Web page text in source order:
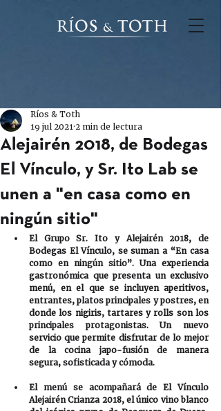
Alejairén 2018, de Bodegas
El Vínculo, y Sr. Ito Lab se
unen a "en casa como en
ningún sitio"
Ríos & Toth
19 jul 2021 2 min de lectura
El Grupo Sr. Ito y Alejairén 2018, de
Bodegas El Vínculo, se suman a “En casa
como en ningún sitio”. Una experiencia
gastronómica que presenta un exclusivo
menú, en el que se incluyen aperitivos,
entrantes, platos principales y postres, en
donde los nigiris, tartares y rolls son los
principales protagonistas. Un nuevo
servicio que permite disfrutar de lo mejor
de la cocina japo-fusión de manera
segura, sofisticada y cómoda.
El menú se acompañará de El Vínculo
Alejairén Crianza 2018, el único vino blanco